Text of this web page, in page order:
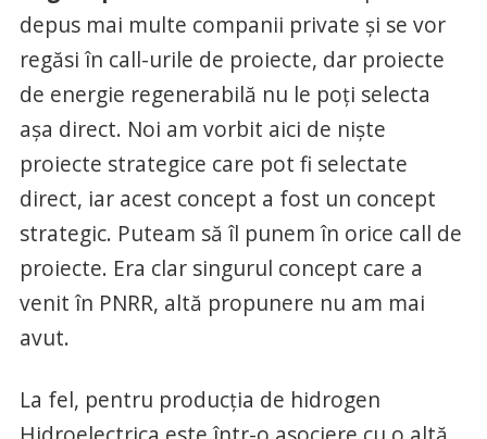
depus mai multe companii private şi se vor
regăsi în call-urile de proiecte, dar proiecte
de energie regenerabilă nu le poţi selecta
aşa direct. Noi am vorbit aici de nişte
proiecte strategice care pot fi selectate
direct, iar acest concept a fost un concept
strategic. Puteam să îl punem în orice call de
proiecte. Era clar singurul concept care a
venit în PNRR, altă propunere nu am mai
avut.
La fel, pentru producţia de hidrogen